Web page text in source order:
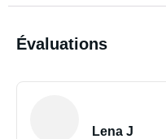
Évaluations
Lena J